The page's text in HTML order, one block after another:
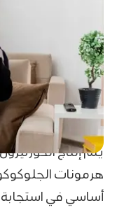
يتم إنتاج
هرمونات
أساسي في استجابة